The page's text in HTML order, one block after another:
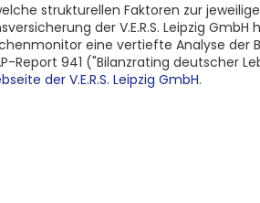
strukturellen Faktoren zur
der V.E.R.S. Leipzig GmbH
eine vertiefte Analyse der
Report 941 ("Bilanzrating deutscher
der V.E.R.S. Leipzig GmbH.